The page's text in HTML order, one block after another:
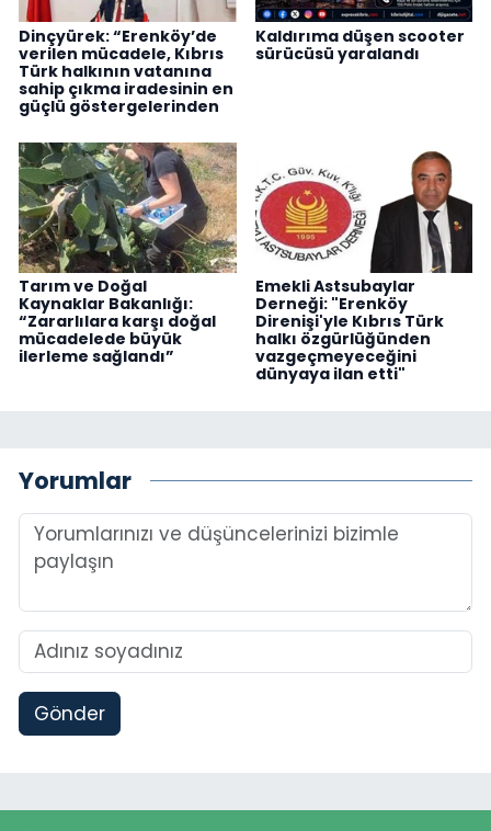
Dinçyürek: “Erenköy’de
verilen mücadele, Kıbrıs
Türk halkının vatanına
sahip çıkma iradesinin en
güçlü göstergelerinden
Kaldırıma düşen scooter
sürücüsü yaralandı
Tarım ve Doğal
Kaynaklar Bakanlığı:
“Zararlılara karşı doğal
mücadelede büyük
ilerleme sağlandı”
Emekli Astsubaylar
Derneği: "Erenköy
Direnişi'yle Kıbrıs Türk
halkı özgürlüğünden
vazgeçmeyeceğini
dünyaya ilan etti"
Yorumlar
Gönder